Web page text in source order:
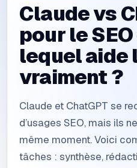
Claude vs
pour le
lequel aide
vraiment ?
Claude et ChatGPT se
d’usages SEO, mais ils
même moment. Voici
tâches : synthèse,